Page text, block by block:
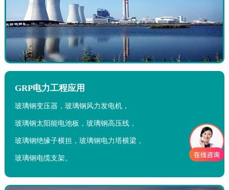
GRP电力工程应用
玻璃钢变压器，玻璃钢风力发电机，
玻璃钢太阳能电池板，玻璃钢高压线，
玻璃钢绝缘子横担，玻璃钢电力塔横梁，
玻璃钢电缆支架。